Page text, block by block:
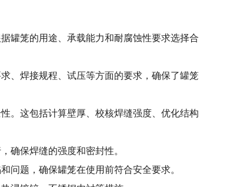
罐笼的用途、承载能力和耐腐蚀性要求选择合
、焊接规程、试压等方面的要求，确保了罐笼
。这包括计算壁厚、校核焊缝强度、优化结构
保焊缝的强度和密封性。
题，确保罐笼在使用前符合安全要求。